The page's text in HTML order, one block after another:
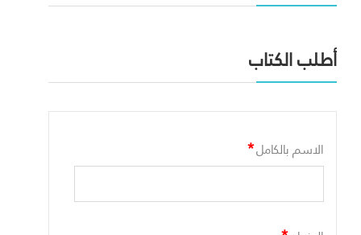
أطلب الكتاب
الاسم بالكامل*